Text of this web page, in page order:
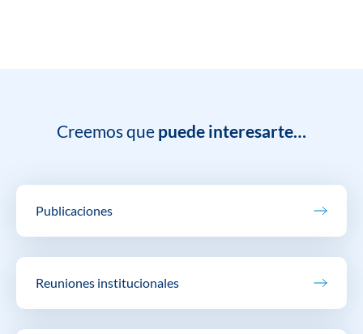
Creemos que puede interesarte…
Publicaciones
Reuniones institucionales